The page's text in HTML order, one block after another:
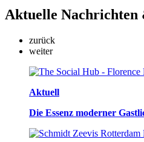
Aktuelle
zurück
weiter
Aktuell
Die Essenz moderner